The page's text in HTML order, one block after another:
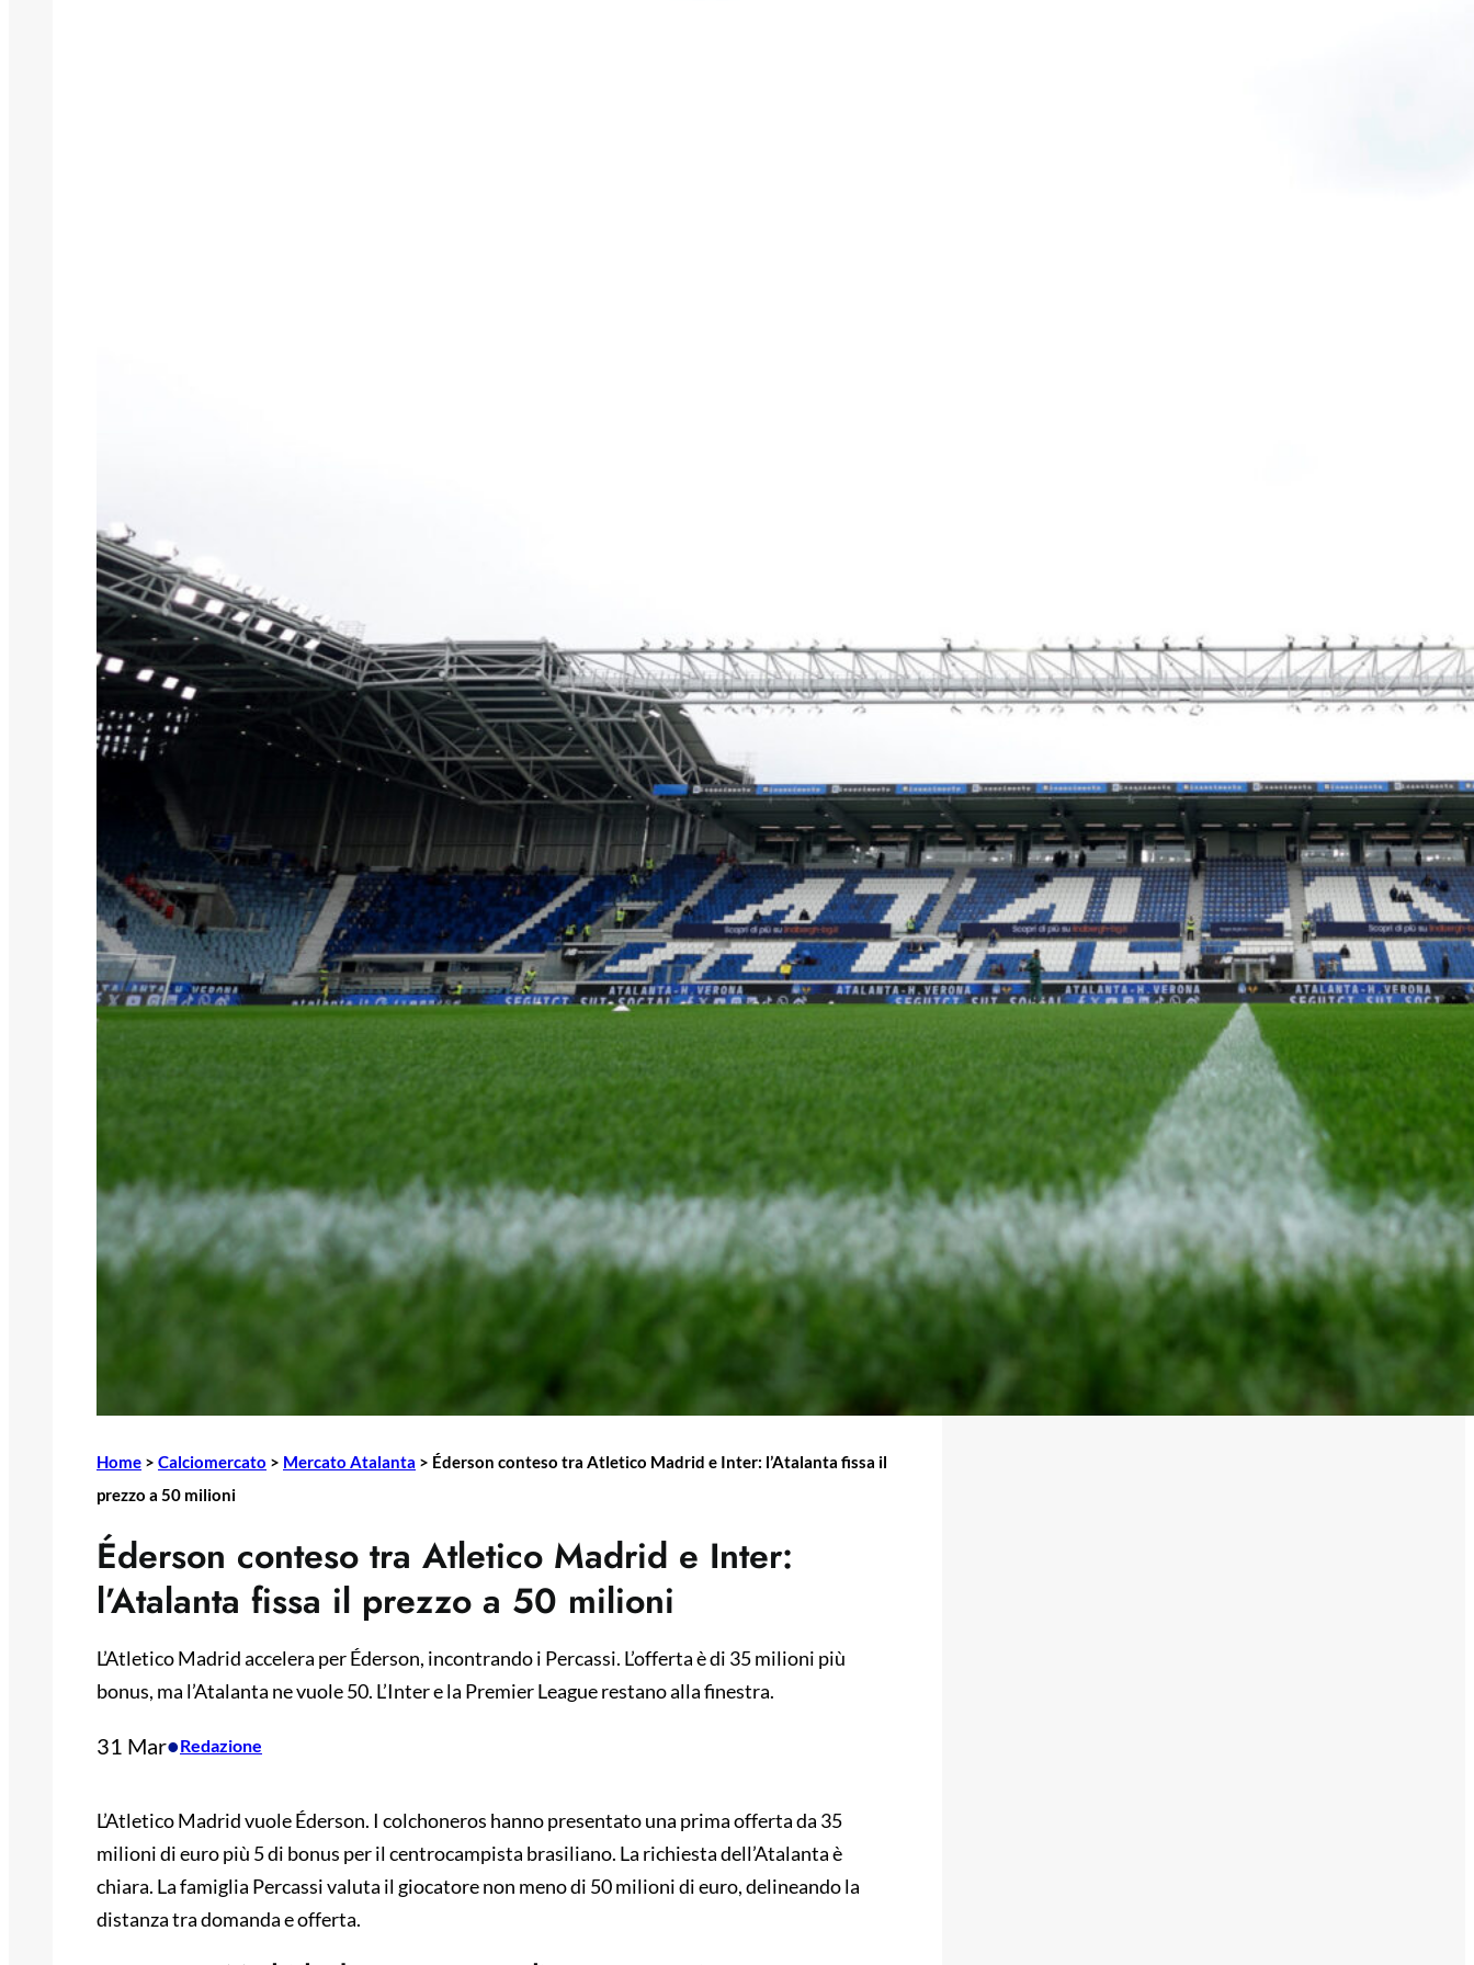
Home > Calciomercato > Mercato Atalanta > Éderson conteso tra Atletico Madrid e Inter: l’Atalanta fissa il
prezzo a 50 milioni
Éderson conteso tra Atletico Madrid e Inter:
l’Atalanta fissa il prezzo a 50 milioni
L’Atletico Madrid accelera per Éderson, incontrando i Percassi. L’offerta è di 35 milioni più
bonus, ma l’Atalanta ne vuole 50. L’Inter e la Premier League restano alla finestra.
31 Mar•Redazione
L’Atletico Madrid vuole Éderson. I colchoneros hanno presentato una prima offerta da 35
milioni di euro più 5 di bonus per il centrocampista brasiliano. La richiesta dell’Atalanta è
chiara. La famiglia Percassi valuta il giocatore non meno di 50 milioni di euro, delineando la
distanza tra domanda e offerta.